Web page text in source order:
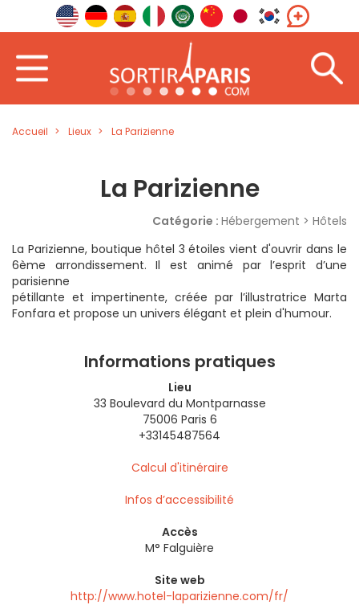
Accueil Lieux La Parizienne
La Parizienne
Catégorie : Hébergement > Hôtels
La Parizienne, boutique hôtel 3 étoiles vient d'ouvrir dans le
6ème arrondissement. Il est animé par l’esprit d’une
parisienne
pétillante et impertinente, créée par l’illustratrice Marta
Fonfara et propose un univers élégant et plein d'humour.
Informations pratiques
Lieu
33 Boulevard du Montparnasse
75006 Paris 6
+33145487564
Calcul d'itinéraire
Infos d’accessibilité
Accès
M° Falguière
Site web
http://www.hotel-laparizienne.com/fr/